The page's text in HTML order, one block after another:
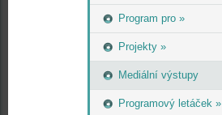
Program pro »
Projekty »
Mediální výstupy
Programový letáček »